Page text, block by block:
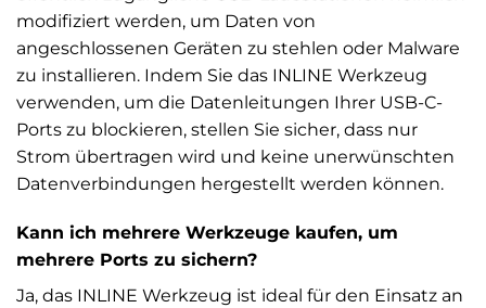
modifiziert werden, um Daten von
angeschlossenen Geräten zu stehlen oder Malware
zu installieren. Indem Sie das INLINE Werkzeug
verwenden, um die Datenleitungen Ihrer USB-C-
Ports zu blockieren, stellen Sie sicher, dass nur
Strom übertragen wird und keine unerwünschten
Datenverbindungen hergestellt werden können.
Kann ich mehrere Werkzeuge kaufen, um
mehrere Ports zu sichern?
Ja, das INLINE Werkzeug ist ideal für den Einsatz an